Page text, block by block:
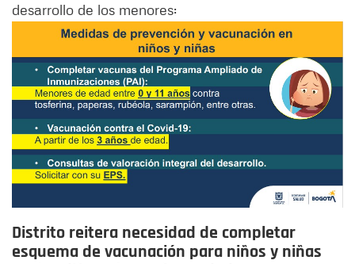
desarrollo de los menores:
Distrito reitera necesidad de completar
esquema de vacunación para niños y niñas